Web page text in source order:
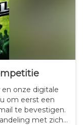
onze digitale
om eerst een
te bevestigen.
met zich